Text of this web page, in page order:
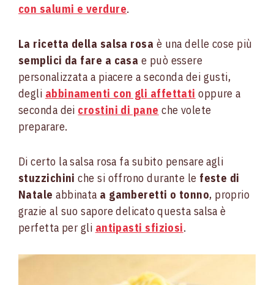
con salumi e verdure.
La ricetta della salsa rosa è una delle cose più
semplici da fare a casa e può essere
personalizzata a piacere a seconda dei gusti,
degli abbinamenti con gli affettati oppure a
seconda dei crostini di pane che volete
preparare.
Di certo la salsa rosa fa subito pensare agli
stuzzichini che si offrono durante le feste di
Natale abbinata a gamberetti o tonno, proprio
grazie al suo sapore delicato questa salsa è
perfetta per gli antipasti sfiziosi.